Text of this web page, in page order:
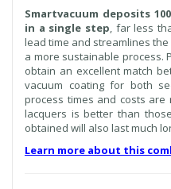
Smartvacuum deposits
in a single step, far less
lead time and streamlines
a more sustainable process.
obtain an excellent match
vacuum coating for both
process times and costs are
lacquers is better than
obtained will also last much
Learn more about this